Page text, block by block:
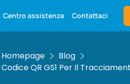
Centro assistenza Contattaci
Homepage
Blog
Codice QR GS1 Per Il